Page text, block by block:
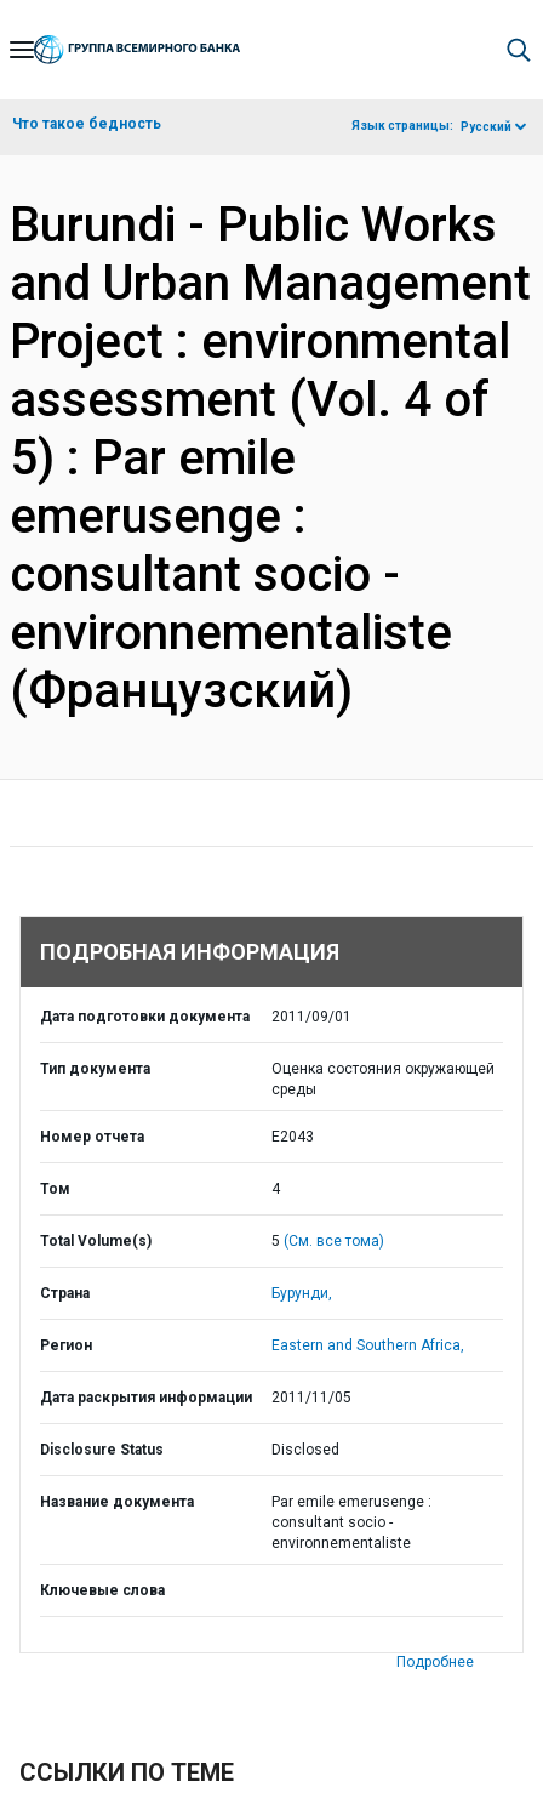
Skip
Navigation
Что такое бедность Язык страницы: Русский
Burundi - Public Works
and Urban Management
Project : environmental
assessment (Vol. 4 of
5) : Par emile
emerusenge :
consultant socio -
environnementaliste
(Французский)
ПОДРОБНАЯ ИНФОРМАЦИЯ
Дата подготовки документа 2011/09/01
Тип документа
Оценка состояния окружающей
среды
Номер отчета E2043
Том 4
Total Volume(s) 5 (См. все тома)
Страна Бурунди,
Регион Eastern and Southern Africa,
Дата раскрытия информации 2011/11/05
Disclosure Status Disclosed
Название документа
Par emile emerusenge :
consultant socio -
environnementaliste
Ключевые слова
Подробнее
ССЫЛКИ ПО ТЕМЕ